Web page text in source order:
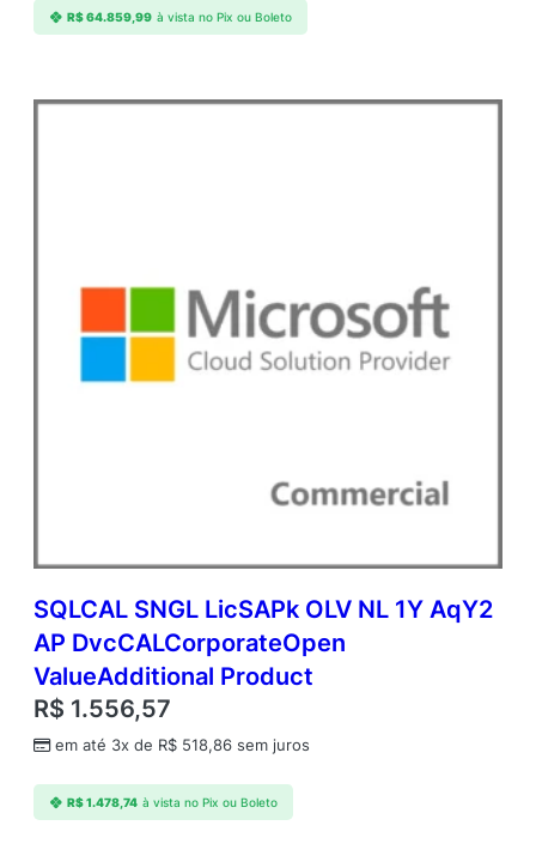
R$64.859,99 à vista no Pix ou Boleto
SQLCAL SNGL LicSAPk OLV NL 1Y AqY2
AP DvcCALCorporateOpen
ValueAdditional Product
R$ 1.556,57
em até 3x de R$ 518,86 sem juros
R$1.478,74 à vista no Pix ou Boleto